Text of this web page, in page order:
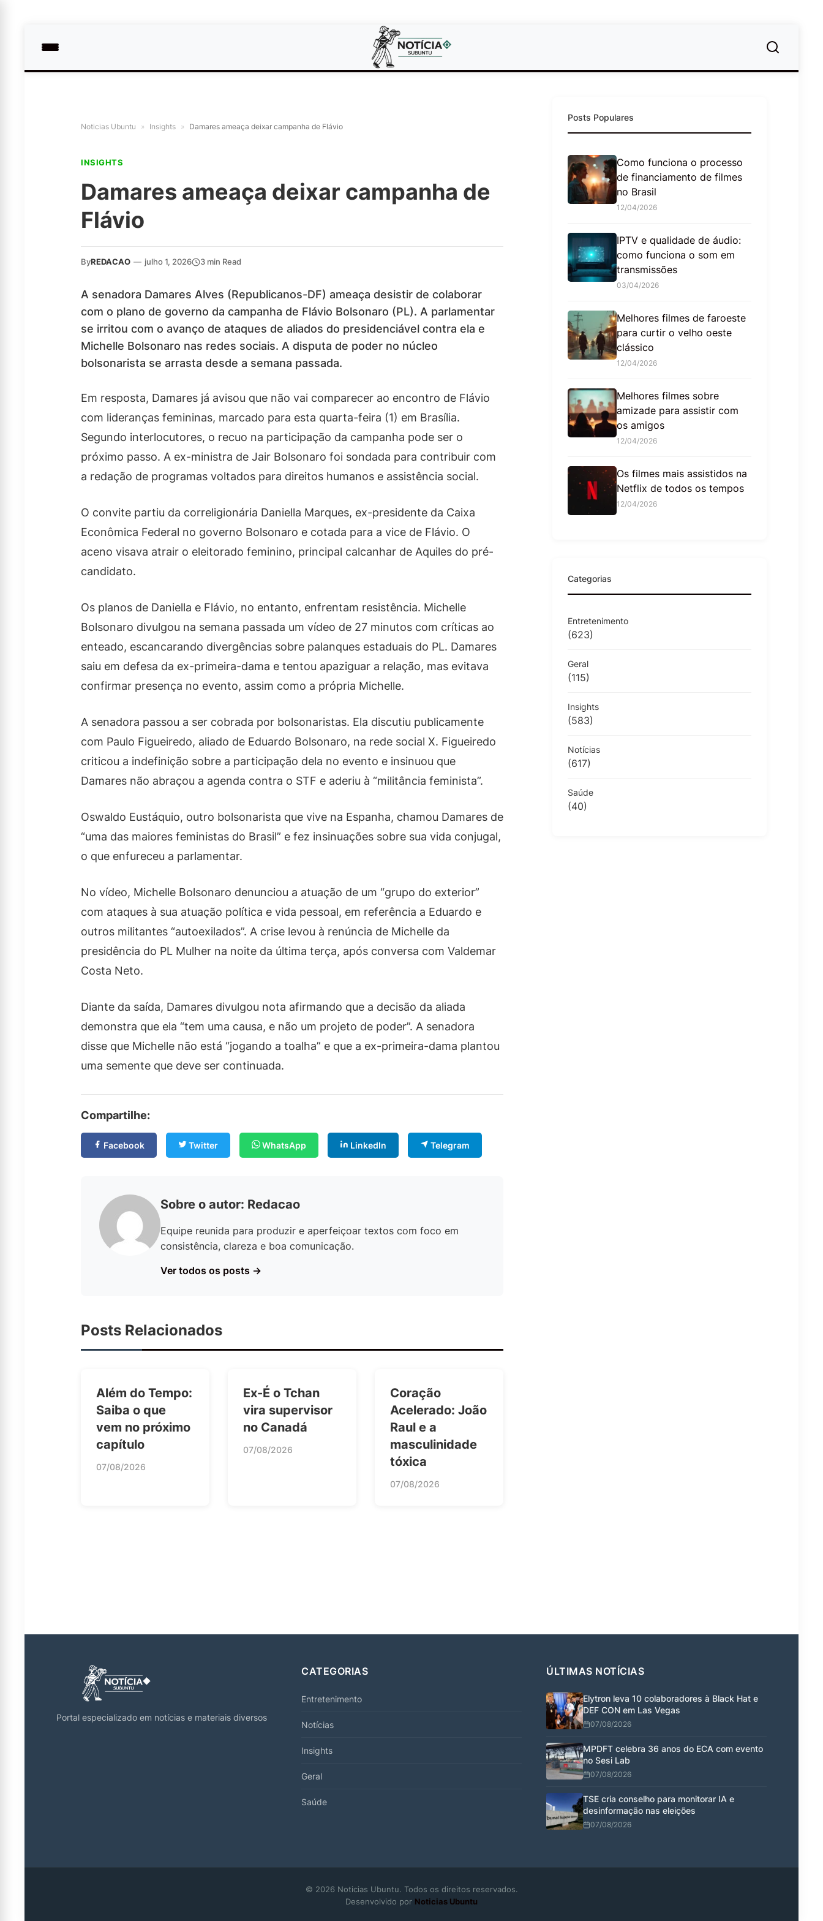
Noticias Ubuntu » Insights » Damares ameaça deixar campanha de Flávio
INSIGHTS
Damares ameaça deixar campanha de
Flávio
ByREDACAO — julho 1, 2026 3 min Read
A senadora Damares Alves (Republicanos-DF) ameaça desistir de colaborar
com o plano de governo da campanha de Flávio Bolsonaro (PL). A parlamentar
se irritou com o avanço de ataques de aliados do presidenciável contra ela e
Michelle Bolsonaro nas redes sociais. A disputa de poder no núcleo
bolsonarista se arrasta desde a semana passada.
Em resposta, Damares já avisou que não vai comparecer ao encontro de Flávio
com lideranças femininas, marcado para esta quarta-feira (1) em Brasília.
Segundo interlocutores, o recuo na participação da campanha pode ser o
próximo passo. A ex-ministra de Jair Bolsonaro foi sondada para contribuir com
a redação de programas voltados para direitos humanos e assistência social.
O convite partiu da correligionária Daniella Marques, ex-presidente da Caixa
Econômica Federal no governo Bolsonaro e cotada para a vice de Flávio. O
aceno visava atrair o eleitorado feminino, principal calcanhar de Aquiles do pré-
candidato.
Os planos de Daniella e Flávio, no entanto, enfrentam resistência. Michelle
Bolsonaro divulgou na semana passada um vídeo de 27 minutos com críticas ao
enteado, escancarando divergências sobre palanques estaduais do PL. Damares
saiu em defesa da ex-primeira-dama e tentou apaziguar a relação, mas evitava
confirmar presença no evento, assim como a própria Michelle.
A senadora passou a ser cobrada por bolsonaristas. Ela discutiu publicamente
com Paulo Figueiredo, aliado de Eduardo Bolsonaro, na rede social X. Figueiredo
criticou a indefinição sobre a participação dela no evento e insinuou que
Damares não abraçou a agenda contra o STF e aderiu à “militância feminista”.
Oswaldo Eustáquio, outro bolsonarista que vive na Espanha, chamou Damares de
“uma das maiores feministas do Brasil” e fez insinuações sobre sua vida conjugal,
o que enfureceu a parlamentar.
No vídeo, Michelle Bolsonaro denunciou a atuação de um “grupo do exterior”
com ataques à sua atuação política e vida pessoal, em referência a Eduardo e
outros militantes “autoexilados”. A crise levou à renúncia de Michelle da
presidência do PL Mulher na noite da última terça, após conversa com Valdemar
Costa Neto.
Diante da saída, Damares divulgou nota afirmando que a decisão da aliada
demonstra que ela “tem uma causa, e não um projeto de poder”. A senadora
disse que Michelle não está “jogando a toalha” e que a ex-primeira-dama plantou
uma semente que deve ser continuada.
Compartilhe:
Facebook Twitter WhatsApp LinkedIn Telegram
Sobre o autor: Redacao
Equipe reunida para produzir e aperfeiçoar textos com foco em
consistência, clareza e boa comunicação.
Ver todos os posts →
Posts Relacionados
Além do Tempo:
Saiba o que
vem no próximo
capítulo
07/08/2026
Ex-É o Tchan
vira supervisor
no Canadá
07/08/2026
Coração
Acelerado: João
Raul e a
masculinidade
tóxica
07/08/2026
Posts Populares
Como funciona o processo
de financiamento de filmes
no Brasil
12/04/2026
IPTV e qualidade de áudio:
como funciona o som em
transmissões
03/04/2026
Melhores filmes de faroeste
para curtir o velho oeste
clássico
12/04/2026
Melhores filmes sobre
amizade para assistir com
os amigos
12/04/2026
Os filmes mais assistidos na
Netflix de todos os tempos
12/04/2026
Categorias
Entretenimento
(623)
Geral
(115)
Insights
(583)
Notícias
(617)
Saúde
(40)
Portal especializado em notícias e materiais diversos
CATEGORIAS
Entretenimento
Notícias
Insights
Geral
Saúde
ÚLTIMAS NOTÍCIAS
Elytron leva 10 colaboradores à Black Hat e
DEF CON em Las Vegas
07/08/2026
MPDFT celebra 36 anos do ECA com evento
no Sesi Lab
07/08/2026
TSE cria conselho para monitorar IA e
desinformação nas eleições
07/08/2026
© 2026 Noticias Ubuntu. Todos os direitos reservados.
Desenvolvido por Noticias Ubuntu